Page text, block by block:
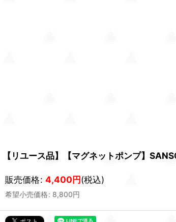
【リユース品】【マグネットポンプ】
販売価格: 4,400円(税込)
希望小売価格: 8,800円